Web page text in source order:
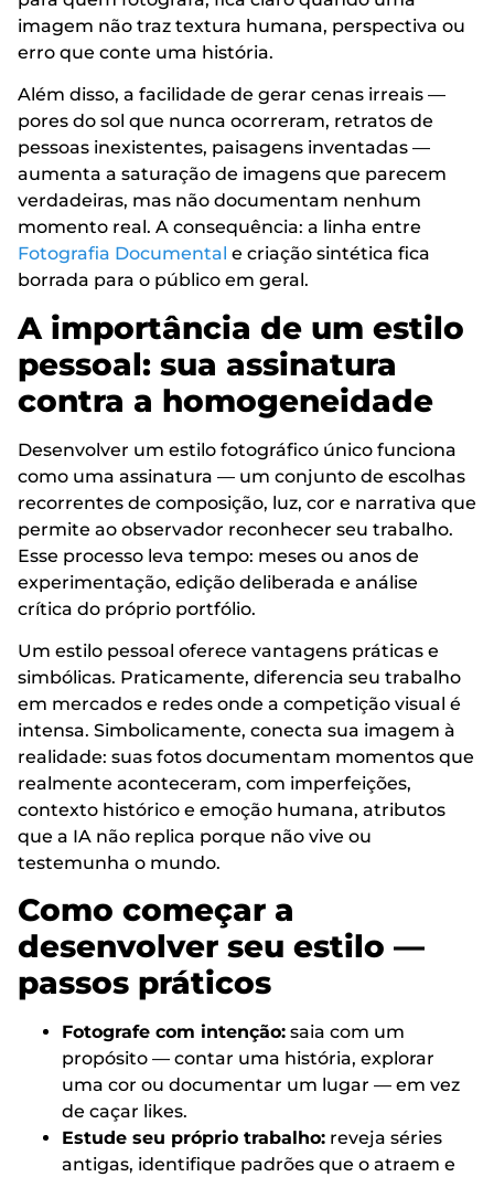
imagem não traz textura humana, perspectiva ou
erro que conte uma história.
Além disso, a facilidade de gerar cenas irreais —
pores do sol que nunca ocorreram, retratos de
pessoas inexistentes, paisagens inventadas —
aumenta a saturação de imagens que parecem
verdadeiras, mas não documentam nenhum
momento real. A consequência: a linha entre
Fotografia Documental e criação sintética fica
borrada para o público em geral.
A importância de um estilo
pessoal: sua assinatura
contra a homogeneidade
Desenvolver um estilo fotográfico único funciona
como uma assinatura — um conjunto de escolhas
recorrentes de composição, luz, cor e narrativa que
permite ao observador reconhecer seu trabalho.
Esse processo leva tempo: meses ou anos de
experimentação, edição deliberada e análise
crítica do próprio portfólio.
Um estilo pessoal oferece vantagens práticas e
simbólicas. Praticamente, diferencia seu trabalho
em mercados e redes onde a competição visual é
intensa. Simbolicamente, conecta sua imagem à
realidade: suas fotos documentam momentos que
realmente aconteceram, com imperfeições,
contexto histórico e emoção humana, atributos
que a IA não replica porque não vive ou
testemunha o mundo.
Como começar a
desenvolver seu estilo —
passos práticos
Fotografe com intenção: saia com um
propósito — contar uma história, explorar
uma cor ou documentar um lugar — em vez
de caçar likes.
Estude seu próprio trabalho: reveja séries
antigas, identifique padrões que o atraem e